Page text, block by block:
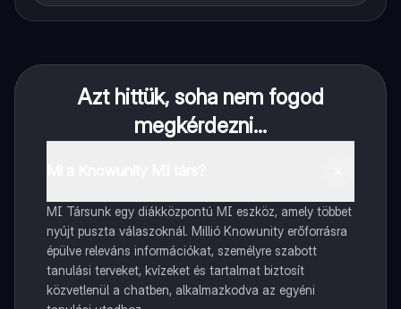
Azt hittük, soha nem fogod
megkérdezni...
MI Társunk egy diákközpontú MI eszköz, amely többet
nyújt puszta válaszoknál. Millió Knowunity erőforrásra
épülve releváns információkat, személyre szabott
tanulási terveket, kvízeket és tartalmat biztosít
közvetlenül a chatben, alkalmazkodva az egyéni